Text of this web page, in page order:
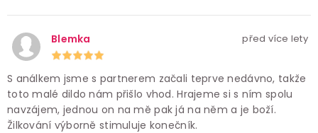
Blemka před více lety
S análkem jsme s partnerem začali teprve nedávno, takže
toto malé dildo nám přišlo vhod. Hrajeme si s ním spolu
navzájem, jednou on na mě pak já na něm a je boží.
Žilkování výborně stimuluje konečník.